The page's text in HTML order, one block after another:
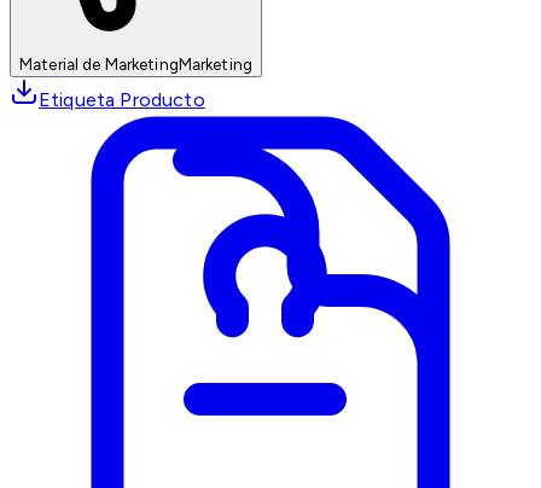
Material de MarketingMarketing
Etiqueta Producto